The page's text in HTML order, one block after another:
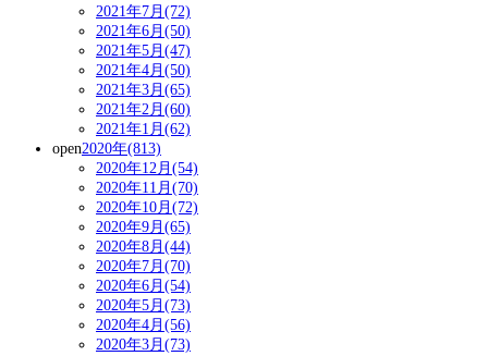
2021年7月(72)
2021年6月(50)
2021年5月(47)
2021年4月(50)
2021年3月(65)
2021年2月(60)
2021年1月(62)
open2020年(813)
2020年12月(54)
2020年11月(70)
2020年10月(72)
2020年9月(65)
2020年8月(44)
2020年7月(70)
2020年6月(54)
2020年5月(73)
2020年4月(56)
2020年3月(73)